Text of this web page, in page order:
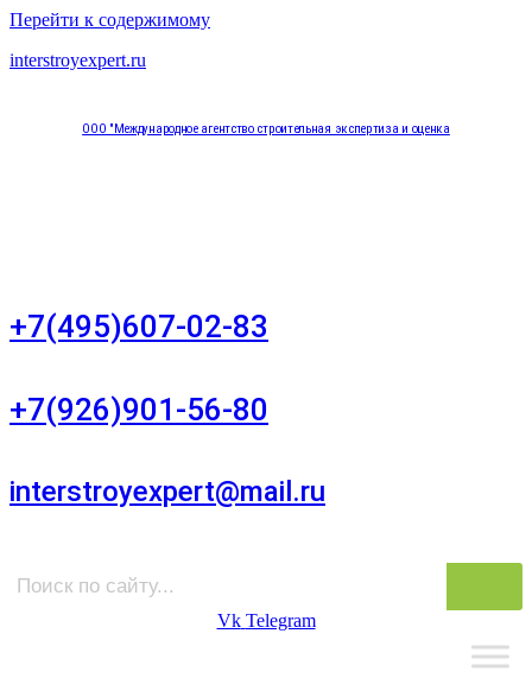
Перейти к содержимому
interstroyexpert.ru
ООО "Международное агентство строительная экспертиза и оценка
+7(495)607-02-83
+7(926)901-56-80
interstroyexpert@mail.ru
Vk Telegram